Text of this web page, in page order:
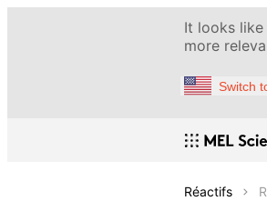
It looks
more
Switch
Réactifs